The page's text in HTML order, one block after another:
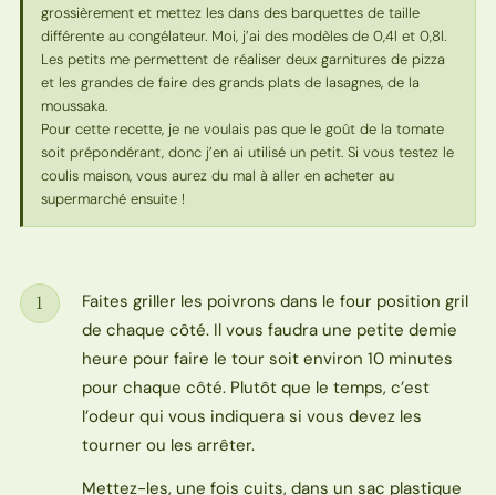
grossièrement et mettez les dans des barquettes de taille
différente au congélateur. Moi, j’ai des modèles de 0,4l et 0,8l.
Les petits me permettent de réaliser deux garnitures de pizza
et les grandes de faire des grands plats de lasagnes, de la
moussaka.
Pour cette recette, je ne voulais pas que le goût de la tomate
soit prépondérant, donc j’en ai utilisé un petit. Si vous testez le
coulis maison, vous aurez du mal à aller en acheter au
supermarché ensuite !
Étape
1
Faites griller les poivrons dans le four position gril
de chaque côté. Il vous faudra une petite demie
heure pour faire le tour soit environ 10 minutes
pour chaque côté. Plutôt que le temps, c’est
l’odeur qui vous indiquera si vous devez les
tourner ou les arrêter.
Mettez-les, une fois cuits, dans un sac plastique